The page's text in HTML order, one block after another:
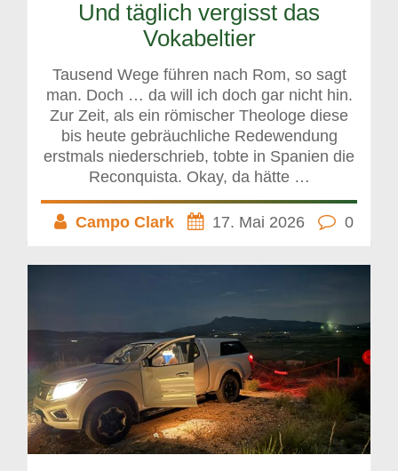
Und täglich vergisst das
Vokabeltier
Tausend Wege führen nach Rom, so sagt
man. Doch … da will ich doch gar nicht hin.
Zur Zeit, als ein römischer Theologe diese
bis heute gebräuchliche Redewendung
erstmals niederschrieb, tobte in Spanien die
Reconquista. Okay, da hätte …
Campo Clark 17. Mai 2026 0